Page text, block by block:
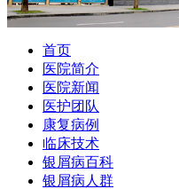
首页
医院简介
医院新闻
医护团队
康复病例
临床技术
银屑病百科
银屑病人群